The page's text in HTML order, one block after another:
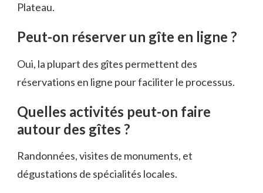
Plateau.
Peut-on réserver un gîte en ligne ?
Oui, la plupart des gîtes permettent des
réservations en ligne pour faciliter le processus.
Quelles activités peut-on faire
autour des gîtes ?
Randonnées, visites de monuments, et
dégustations de spécialités locales.